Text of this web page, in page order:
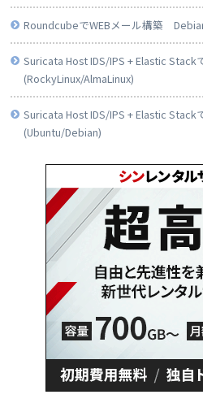
RoundcubeでWEBメール構築
Suricata Host IDS/IPS + Elastic
(RockyLinux/AlmaLinux)
Suricata Host IDS/IPS + Elastic
(Ubuntu/Debian)